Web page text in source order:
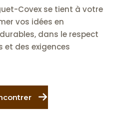
Covex se tient à votre
vos idées en
dans le respect
des exigences